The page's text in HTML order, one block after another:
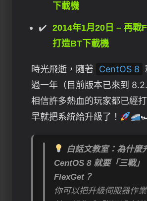
下載機
2014年1月20日 – 再戰
打造BT下載機
時光飛逝，隨著 CentOS 8
過一年（目前版本已來到
相信許多熱血的玩家都已經
早就把系統給升級了！
白話文教室：為什麼
CentOS 8 就要「三戰」
FlexGet？
你可以把升級伺服器作